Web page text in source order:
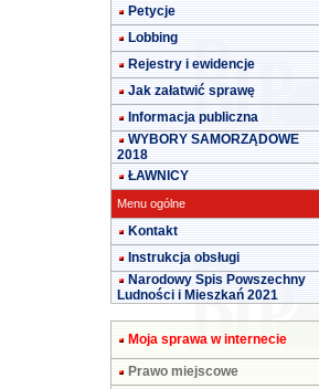
Petycje
Lobbing
Rejestry i ewidencje
Jak załatwić sprawę
Informacja publiczna
WYBORY SAMORZĄDOWE
2018
ŁAWNICY
Menu ogólne
Kontakt
Instrukcja obsługi
Narodowy Spis Powszechny
Ludności i Mieszkań 2021
Moja sprawa w internecie
Prawo miejscowe